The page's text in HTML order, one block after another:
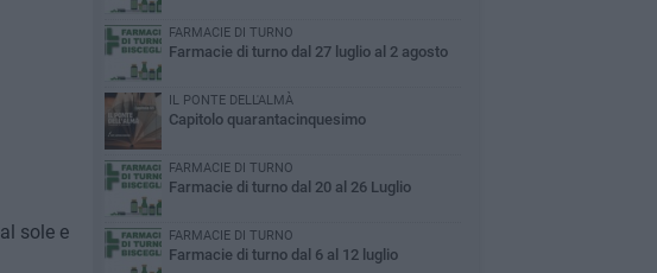
sole e
FARMACIE DI TURNO
Farmacie di turno dal 27 luglio al 2 agosto
IL PONTE DELL'ALMÀ
Capitolo quarantacinquesimo
FARMACIE DI TURNO
Farmacie di turno dal 20 al 26 Luglio
FARMACIE DI TURNO
Farmacie di turno dal 6 al 12 luglio